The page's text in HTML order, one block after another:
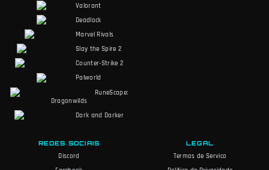
Valorant
Deadlock
Marvel Rivals
Slay the Spire 2
Counter-Strike 2
Palworld
RuneScape:
Dragonwilds
Dark and Darker
REDES SOCIAIS
Discord
LEGAL
Termos de Servico